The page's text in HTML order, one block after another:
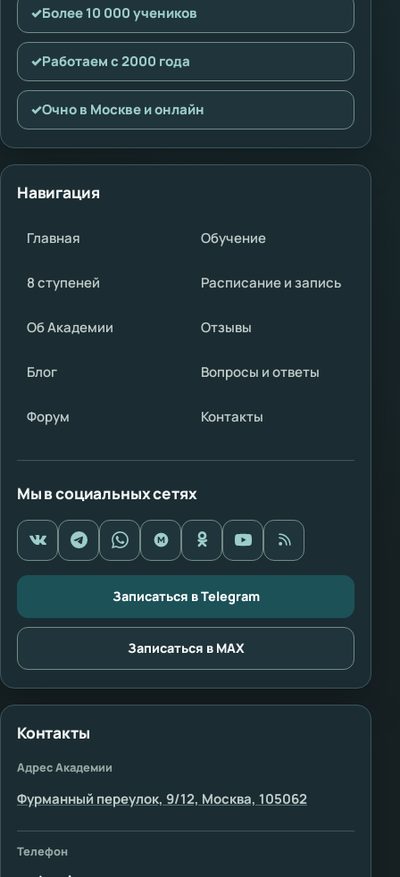
✓Более 10 000 учеников
✓Работаем с 2000 года
✓Очно в Москве и онлайн
Навигация
Главная Обучение
8 ступеней Расписание и запись
Об Академии Отзывы
Блог Вопросы и ответы
Форум Контакты
Мы в социальных сетях
Записаться в Telegram
Записаться в MAX
Контакты
Адрес Академии
Фурманный переулок, 9/12, Москва, 105062
Телефон